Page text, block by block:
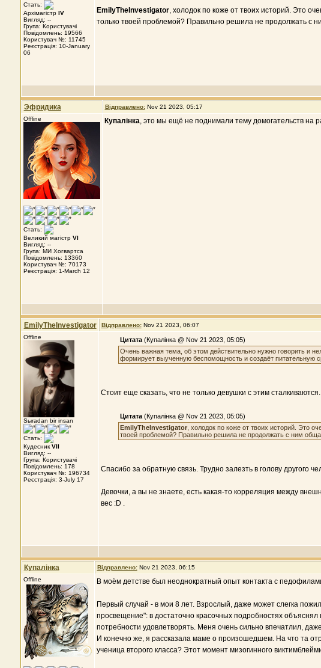
Стать:
Архімагістр IV
Вигляд: --
Група: Користувачі
Повідомлень: 19566
Користувач №: 11745
Реєстрація: 10-January
06
EmilyTheInvestigator, холодок по коже от твоих историй. Это
только твоей проблемой? Правильно решила не продолжать с
Эфридика Відправлено: Nov 21 2023, 05:17
Offline
Стать:
Великий магістр VI
Вигляд: --
Група: МИ Хогвартса
Повідомлень: 13360
Користувач №: 70173
Реєстрація: 1-March 12
Купалінка, это мы ещё не поднимали тему домогательств на
EmilyTheInvestigator Відправлено: Nov 21 2023, 06:07
Offline
Sыradan bir insan
Стать:
Кудесник VII
Вигляд: --
Група: Користувачі
Повідомлень: 178
Користувач №: 196734
Реєстрація: 3-July 17
Цитата (Купалінка @ Nov 21 2023, 05:05)
Очень важная тема, об этом действительно нужно говорить и
формирует выученную беспомощность и создаёт питательную
Стоит еще сказать, что не только девушки с этим
Цитата (Купалінка @ Nov 21 2023, 05:05)
EmilyTheInvestigator , холодок по коже от твоих историй. Это
твоей проблемой? Правильно решила не продолжать с ним
Спасибо за обратную связь. Трудно залезть в голову другого
Девочки, а вы не знаете, есть какая-то корреляция между
вес :D .
Купалінка Відправлено: Nov 21 2023, 06:15
Offline
В моём детстве был неоднократный опыт контакта с
Первый случай - в мои 8 лет. Взрослый, даже может слегка
просвещение": в достаточно красочных подробностях
потребности удовлетворять. Меня очень сильно впечатлил,
И конечно же, я рассказала маме о произошедшем. На что та
ученица второго класса? Этот момент мизогинного